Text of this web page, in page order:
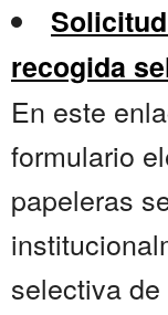
recogida
En este
formulario
papeleras
selectiva